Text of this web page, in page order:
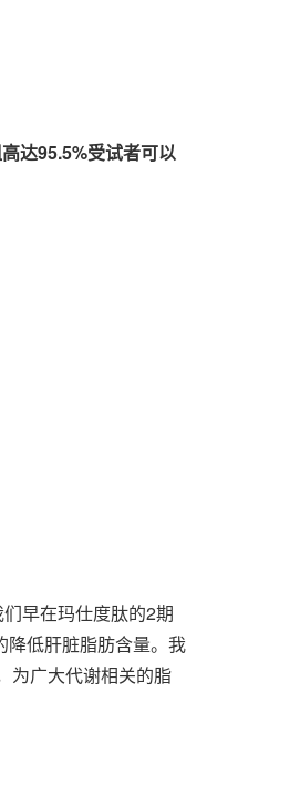
达95.5%受试者可以
早在玛仕度肽的2期
降低肝脏脂肪含量。我
为广大代谢相关的脂